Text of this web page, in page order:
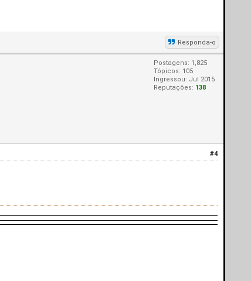
Responda-o
Postagens: 1,825
Tópicos: 105
Ingressou: Jul 2015
Reputações: 138
#4